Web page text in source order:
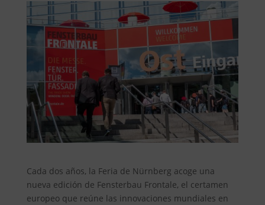
Cada dos años, la Feria de Nürnberg acoge una
nueva edición de Fensterbau Frontale, el certamen
europeo que reúne las innovaciones mundiales en